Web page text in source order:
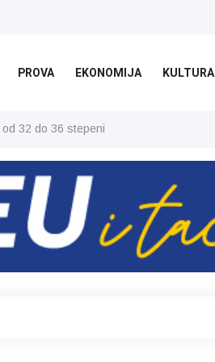
PROVA EKONOMIJA KULTURA
32 do 36 stepeni